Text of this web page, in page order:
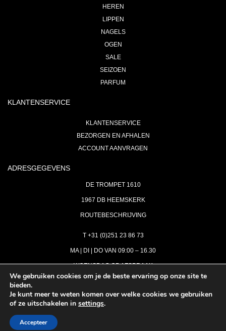
HEREN
LIPPEN
NAGELS
OGEN
SALE
SEIZOEN
PARFUM
KLANTENSERVICE
KLANTENSERVICE
BEZORGEN EN AFHALEN
ACCOUNT AANVRAGEN
ADRESGEGEVENS
DE TROMPET 1610
1967 DB HEEMSKERK
ROUTEBESCHRIJVING
T +31 (0)251 23 86 73
MA | DI | DO VAN 09:00 – 16.30
WOENSDAG OP AFSPRAAK
INFO@ASTH.NL
We gebruiken cookies om je de beste ervaring op onze site te
bieden.
Je kunt meer te weten komen over welke cookies we gebruiken
of ze uitschakelen in settings.
Accepteer